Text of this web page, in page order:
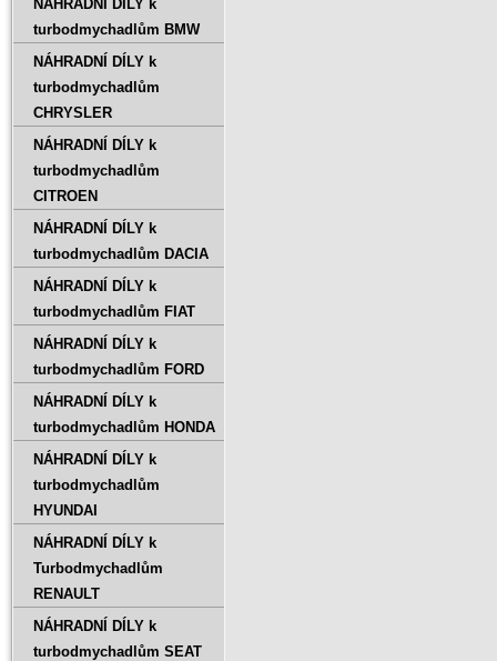
NÁHRADNÍ DÍLY k
turbodmychadlům BMW
NÁHRADNÍ DÍLY k
turbodmychadlům
CHRYSLER
NÁHRADNÍ DÍLY k
turbodmychadlům
CITROEN
NÁHRADNÍ DÍLY k
turbodmychadlům DACIA
NÁHRADNÍ DÍLY k
turbodmychadlům FIAT
NÁHRADNÍ DÍLY k
turbodmychadlům FORD
NÁHRADNÍ DÍLY k
turbodmychadlům HONDA
NÁHRADNÍ DÍLY k
turbodmychadlům
HYUNDAI
NÁHRADNÍ DÍLY k
Turbodmychadlům
RENAULT
NÁHRADNÍ DÍLY k
turbodmychadlům SEAT